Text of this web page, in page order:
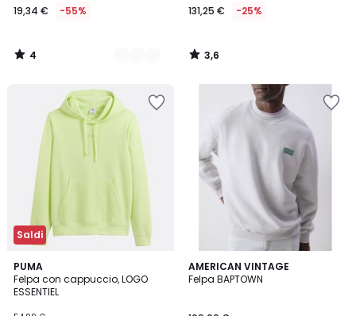
19,34 € -55%
4
/
131,25 € -25%
3,6
/
Saldi
PUMA
Felpa con cappuccio, LOGO
ESSENTIEL
5
Colori
AMERICAN VINTAGE
Felpa BAPTOWN